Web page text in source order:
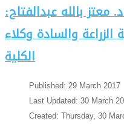
بالله عبدالفتاح:
والسادة وكلاء
الكلية
Published: 29 March 2017
Last Updated: 30 March
Created: Thursday, 30